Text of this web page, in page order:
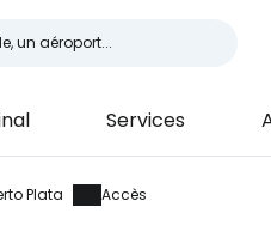
Services
Plata Accès